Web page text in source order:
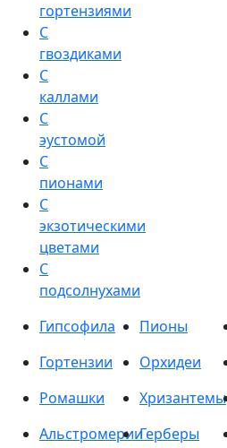
гортензиями
С
гвоздиками
С
каллами
С
эустомой
С
пионами
С
экзотическими
цветами
С
подсолнухами
Гипсофила Пионы
Гортензии
Орхидеи
Ромашки
Хризантемы
АльстромерииГерберы